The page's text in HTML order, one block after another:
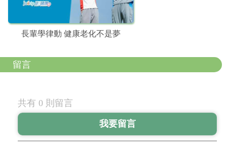
長輩學律動 健康老化不是夢
留言
共有 0 則留言